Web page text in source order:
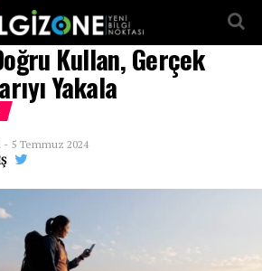
Kullan, Gerçek
Yakala
- 5 Temmuz 2024